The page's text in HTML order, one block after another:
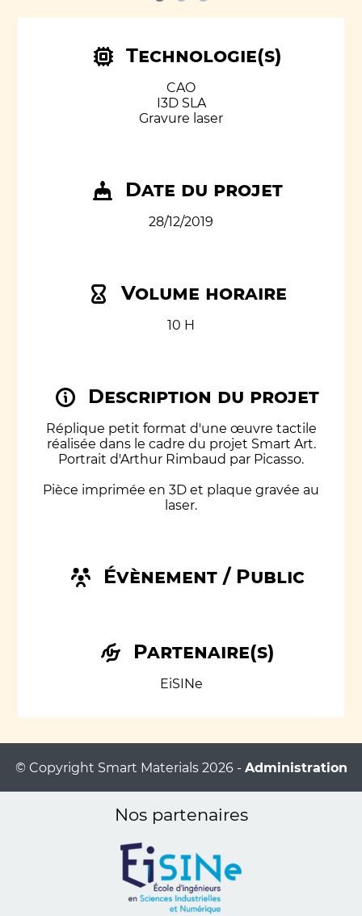
Date du projet
28/12/2019
Volume horaire
10 H
Technologie(s)
CAO
I3D SLA
Gravure laser
Description du projet
Réplique petit format d'une œuvre tactile
réalisée dans le cadre du projet Smart Art.
Portrait d'Arthur Rimbaud par Picasso.
Pièce imprimée en 3D et plaque gravée au
laser.
Partenaire(s)
EiSINe
Évènement / Public
© Copyright Smart Materials 2026 - Administration
Nos partenaires